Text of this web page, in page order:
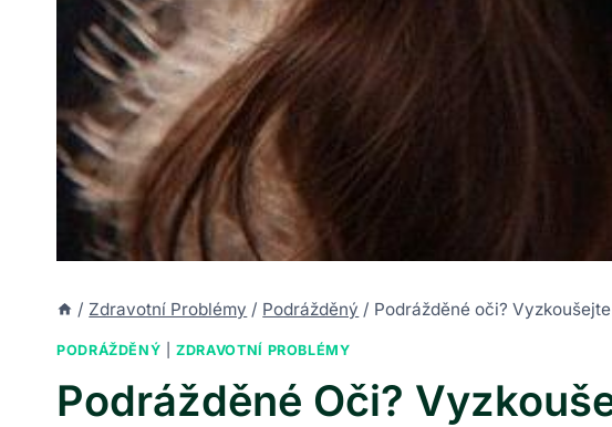
/ Zdravotní Problémy / Podrážděný / Podrážděné oči?
PODRÁŽDĚNÝ |ZDRAVOTNÍ PROBLÉMY
Podrážděné Oči?